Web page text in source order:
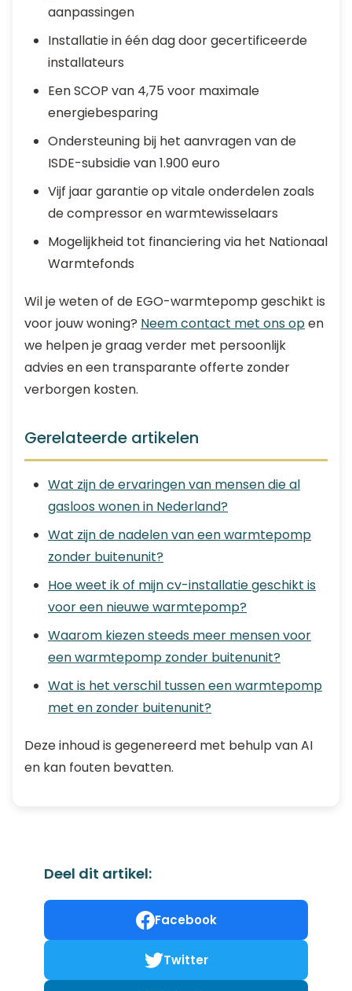
aanpassingen
Installatie in één dag door gecertificeerde
installateurs
Een SCOP van 4,75 voor maximale
energiebesparing
Ondersteuning bij het aanvragen van de
ISDE-subsidie van 1.900 euro
Vijf jaar garantie op vitale onderdelen zoals
de compressor en warmtewisselaars
Mogelijkheid tot financiering via het Nationaal
Warmtefonds
Wil je weten of de EGO-warmtepomp geschikt is
voor jouw woning? Neem contact met ons open
we helpen je graag verder met persoonlijk
advies en een transparante offerte zonder
verborgen kosten.
Gerelateerde artikelen
Wat zijn de ervaringen van mensen die al
gasloos wonen in Nederland?
Wat zijn de nadelen van een warmtepomp
zonder buitenunit?
Hoe weet ik of mijn cv-installatie geschikt is
voor een nieuwe warmtepomp?
Waarom kiezen steeds meer mensen voor
een warmtepomp zonder buitenunit?
Wat is het verschil tussen een warmtepomp
met en zonder buitenunit?
Deze inhoud is gegenereerd met behulp van AI
en kan fouten bevatten.
Deel dit artikel:
Facebook
Twitter